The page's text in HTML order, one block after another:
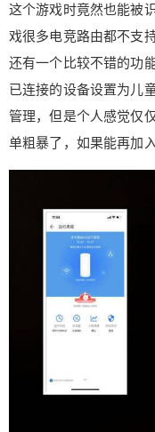
这个游戏时竟然也能被
戏很多电竞路由都不支
还有一个比较不错的功
已连接的设备设置为儿
管理，但是个人感觉仅
单粗暴了，如果能再加